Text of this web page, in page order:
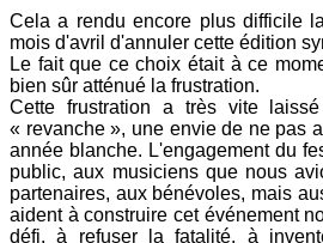
Cela a rendu encore plus difficile
mois d'avril d'annuler cette édition
Le fait que ce choix était à ce
bien sûr atténué la frustration.
Cette frustration a très vite
« revanche », une envie de ne pas
année blanche. L'engagement du
public, aux musiciens que nous
partenaires, aux bénévoles, mais
aident à construire cet événement
défi, à refuser la fatalité, à